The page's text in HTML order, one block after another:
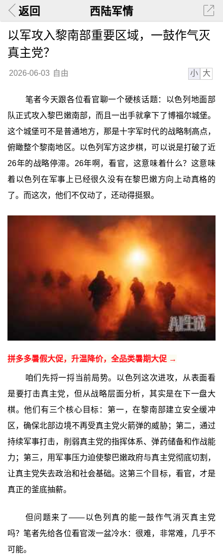
返回 西陆军情
以军攻入黎南部重要区域，一鼓作气灭
真主党？
2026-06-03 自由 小 大
笔者今天跟各位看官聊一个硬核话题：以色列地面部
队正式攻入黎巴嫩南部，而且一出手就拿下了博福尔城堡。
这个城堡可不是普通地方，那是十字军时代的战略制高点，
俯瞰整个黎南地区。以色列军方这步棋，可以说是打破了近
26年的战略停滞。26年啊，看官，这意味着什么？这意味
着以色列在军事上已经很久没有在黎巴嫩方向上动真格的
了。而这次，他们不仅动了，还动得挺狠。
拼多多暑假大促，升温降价，全品类暑期大促 →
咱们先捋一捋当前局势。以色列这次进攻，从表面看
是要打击真主党，但从战略层面分析，其实是在下一盘大
棋。他们有三个核心目标：第一，在黎南部建立安全缓冲
区，确保北部边境不再受真主党火箭弹的威胁；第二，通过
持续军事打击，削弱真主党的指挥体系、弹药储备和作战能
力；第三，用军事压力迫使黎巴嫩政府与真主党彻底切割，
让真主党失去政治和社会基础。这第三个目标，看官，才是
真正的釜底抽薪。
但问题来了——以色列真的能一鼓作气消灭真主党
吗？笔者先给各位看官泼一盆冷水：很难，非常难，几乎不
可能。